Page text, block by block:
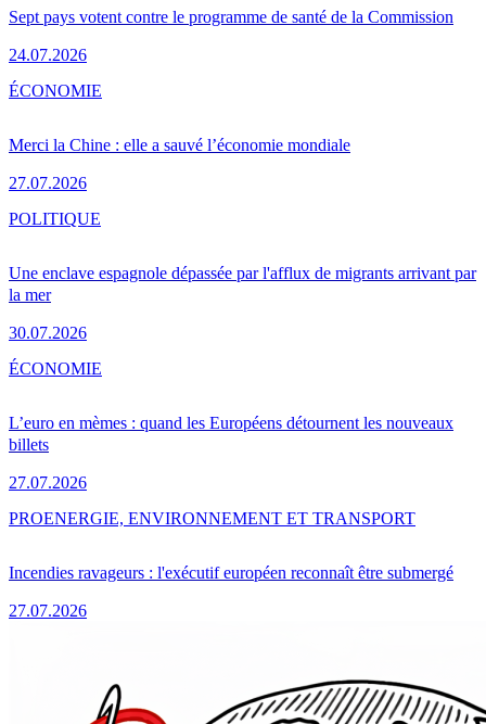
Sept pays votent contre le programme de santé de la Commission
24.07.2026
Merci la Chine : elle a sauvé l’économie mondiale
27.07.2026
ÉCONOMIE
Une enclave espagnole dépassée par l'afflux de migrants arrivant par
la mer
30.07.2026
POLITIQUE
L’euro en mèmes : quand les Européens détournent les nouveaux
billets
27.07.2026
ÉCONOMIE
Incendies ravageurs : l'exécutif européen reconnaît être submergé
27.07.2026
PROENERGIE, ENVIRONNEMENT ET TRANSPORT